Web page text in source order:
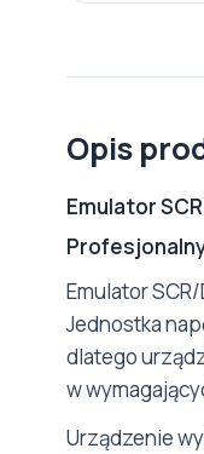
Opis
Emulator
Emulator
Jednostka
dlatego
w
Urządzenie